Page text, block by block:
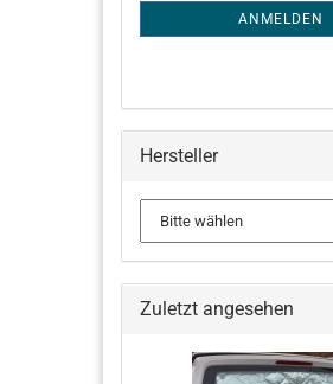
ANMELDEN
Hersteller
Zuletzt angesehen